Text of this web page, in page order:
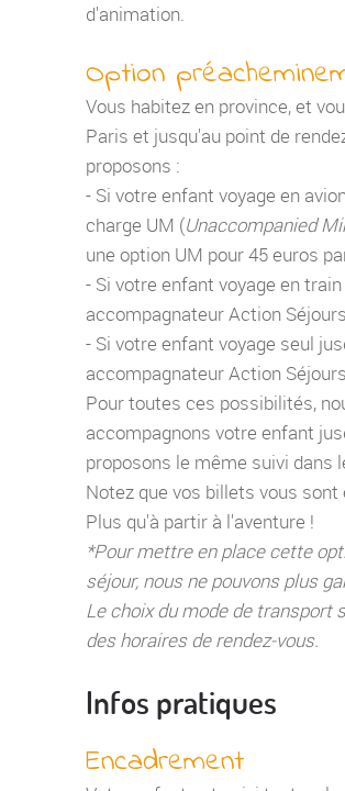
d'animation.
Option
Vous habitez en province, et
Paris et jusqu'au point de
proposons :
- Si votre enfant voyage en
charge UM (Unaccompanied
une option UM pour 45 euros
- Si votre enfant voyage en
accompagnateur Action
- Si votre enfant voyage seul
accompagnateur Action
Pour toutes ces possibilités,
accompagnons votre enfant
proposons le même suivi dans
Notez que vos billets vous
Plus qu'à partir à l'aventure !
*Pour mettre en place cette
séjour, nous ne pouvons plus
Le choix du mode de transport
des horaires de rendez-vous.
Infos pratiques
Encadrement